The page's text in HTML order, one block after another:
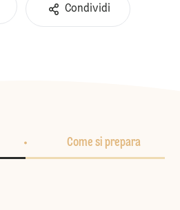
Condividi
Come si prepara